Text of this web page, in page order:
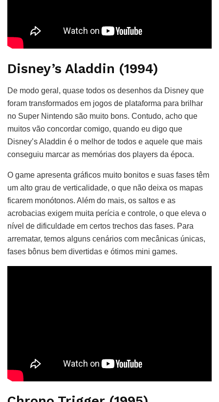
Disney’s Aladdin (1994)
De modo geral, quase todos os desenhos da Disney que
foram transformados em jogos de plataforma para brilhar
no Super Nintendo são muito bons. Contudo, acho que
muitos vão concordar comigo, quando eu digo que
Disney’s Aladdin é o melhor de todos e aquele que mais
conseguiu marcar as memórias dos players da época.
O game apresenta gráficos muito bonitos e suas fases têm
um alto grau de verticalidade, o que não deixa os mapas
ficarem monótonos. Além do mais, os saltos e as
acrobacias exigem muita perícia e controle, o que eleva o
nível de dificuldade em certos trechos das fases. Para
arrematar, temos alguns cenários com mecânicas únicas,
fases bônus bem divertidas e ótimos mini games.